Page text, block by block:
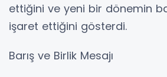
ettiğini ve yeni bir dönemin
işaret ettiğini gösterdi.
Barış ve Birlik Mesajı